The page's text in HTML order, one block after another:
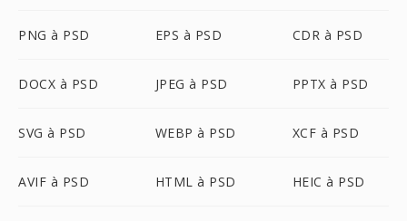
PNG à PSD EPS à PSD CDR à PSD
DOCX à PSD JPEG à PSD PPTX à PSD
SVG à PSD WEBP à PSD XCF à PSD
AVIF à PSD HTML à PSD HEIC à PSD